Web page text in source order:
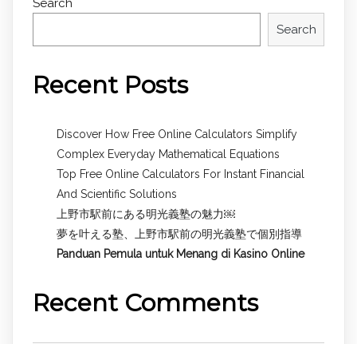
Search
Search
Recent Posts
Discover How Free Online Calculators Simplify
Complex Everyday Mathematical Equations
Top Free Online Calculators For Instant Financial
And Scientific Solutions
上野市駅前にある明光義塾の魅力￼
夢を叶える塾、上野市駅前の明光義塾で個別指導
Panduan Pemula untuk Menang di Kasino Online
Recent Comments